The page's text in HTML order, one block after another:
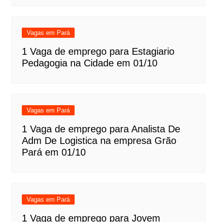
Vagas em Pará
1 Vaga de emprego para Estagiario
Pedagogia na Cidade em 01/10
Vagas em Pará
1 Vaga de emprego para Analista De
Adm De Logistica na empresa Grão
Pará em 01/10
Vagas em Pará
1 Vaga de emprego para Jovem